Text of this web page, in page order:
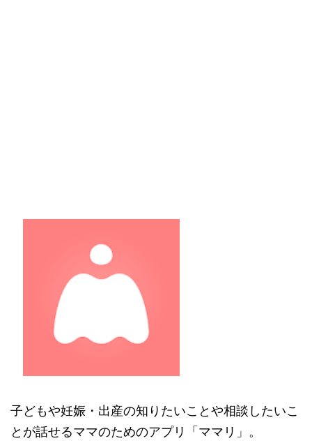
子どもや妊娠・出産の知りたいことや相談したいこ
とが話せるママのためのアプリ「ママリ」。